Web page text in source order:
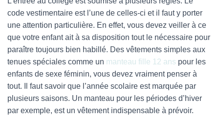
code vestimentaire est l’une de celles-ci et il faut y porter
une attention particulière. En effet, vous devez veiller à ce
que votre enfant ait à sa disposition tout le nécessaire pour
paraître toujours bien habillé. Des vêtements simples aux
tenues spéciales comme un manteau fille 12 ans pour les
enfants de sexe féminin, vous devez vraiment penser à
tout. Il faut savoir que l’année scolaire est marquée par
plusieurs saisons. Un manteau pour les périodes d’hiver
par exemple, est un vêtement indispensable à prévoir.